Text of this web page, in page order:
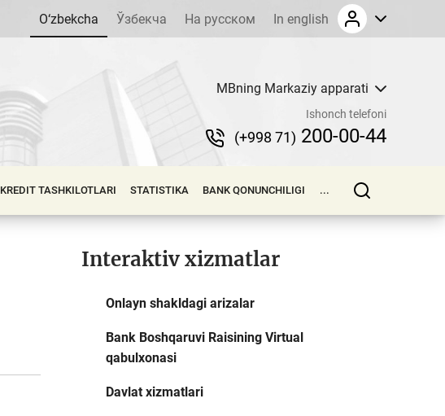
O‘zbekcha Ўзбекча На русском In english
MBning Markaziy apparati
Ishonch telefoni
(+998 71) 200-00-44
KREDIT TASHKILOTLARI STATISTIKA BANK QONUNCHILIGI ...
Interaktiv xizmatlar
Onlayn shakldagi arizalar
Bank Boshqaruvi Raisining Virtual
qabulxonasi
Davlat xizmatlari